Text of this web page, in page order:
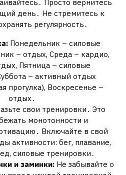
Просто вернитесь
день․ Не стремитесь к
регулярность․
Понедельник – силовые
– отдых, Среда – кардио,
Пятница – силовые
– активный отдых
прогулка), Воскресенье –
отдых․
свои тренировки․ Это
монотонности и
Включайте в свой
активности: бег, плавание,
силовые тренировки․
и заминки:Не забывайте о